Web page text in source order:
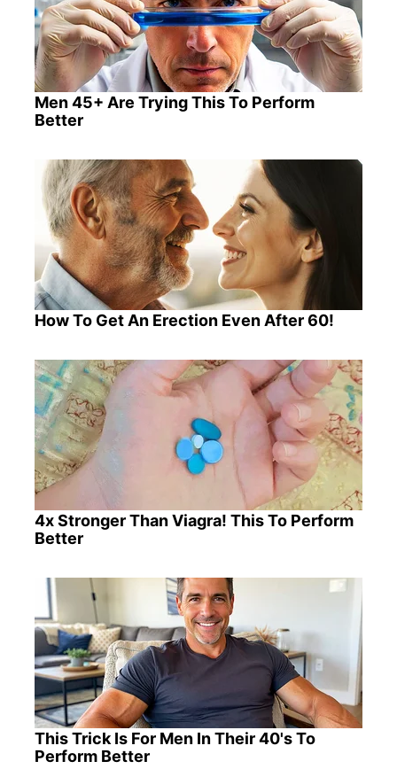
Men 45+ Are Trying This To Perform
Better
How To Get An Erection Even After 60!
4x Stronger Than Viagra! This To Perform
Better
This Trick Is For Men In Their 40's To
Perform Better